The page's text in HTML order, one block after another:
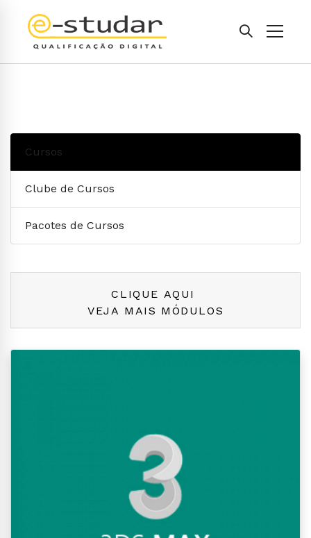
Cursos
Clube de Cursos
Pacotes de Cursos
CLIQUE AQUI
VEJA MAIS MÓDULOS